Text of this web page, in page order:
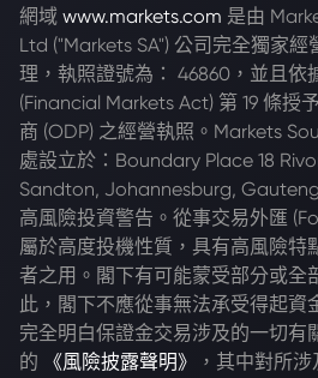
網域 www.markets.com 是由
Ltd ("Markets SA") 公司完全獨家經
理，執照證號為： 46860，並且依
(Financial Markets Act) 第 19 條授
商 (ODP) 之經營執照。Markets
處設立於：Boundary Place 18
Sandton, Johannesburg,
高風險投資警告。從事交易外匯
屬於高度投機性質，具有高風險特
者之用。閣下有可能蒙受部分或全
此，閣下不應從事無法承受得起資
完全明白保證金交易涉及的一切有
的
《風險披露聲明》
，其中對所